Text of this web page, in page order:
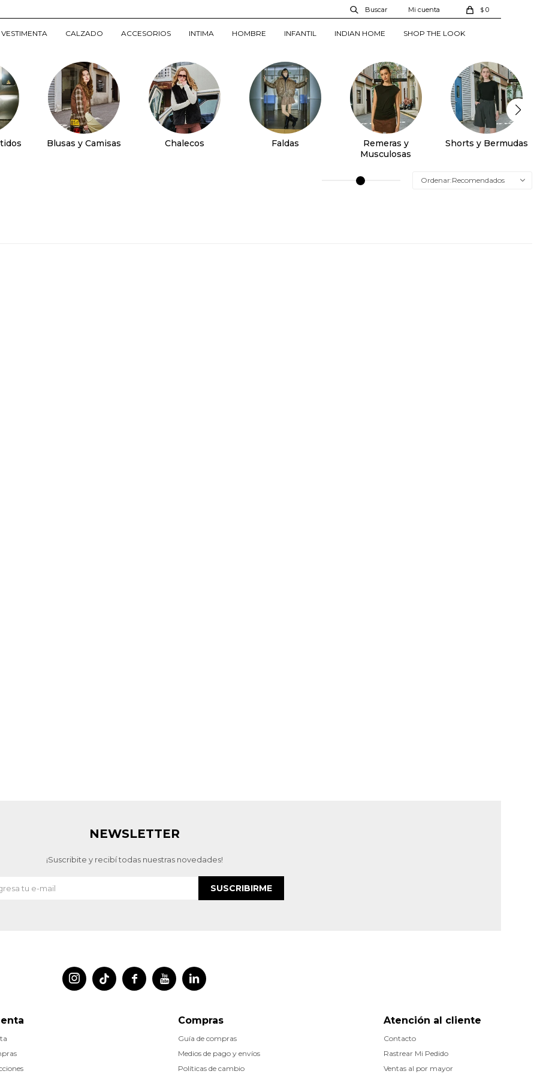
VESTIMENTA CALZADO ACCESORIOS INTIMA HOMBRE INFANTIL INDIAN HOME SHOP THE LOOK
$ 0
Blusas y Camisas Chalecos Faldas
Remeras y
Musculosas
Shorts y Bermudas
Recomendados
 
 
Atención al cliente
Contacto
Rastrear Mi Pedido
Ventas al por mayor
Compras
Guía de compras
Medios de pago y envíos
Políticas de cambio
NEWSLETTER
¡Suscribite y recibí todas nuestras novedades!
SUSCRIBIRME